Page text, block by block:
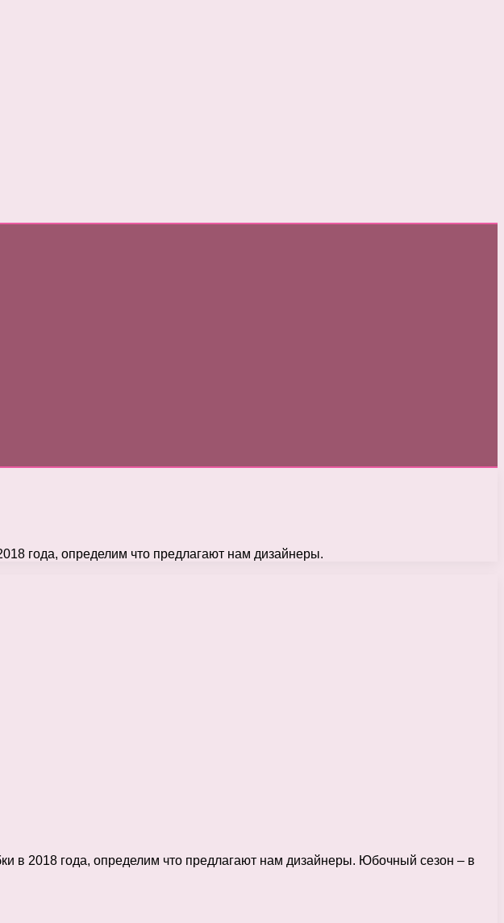
года, определим что предлагают нам дизайнеры.
в 2018 года, определим что предлагают нам дизайнеры. Юбочный сезон – в